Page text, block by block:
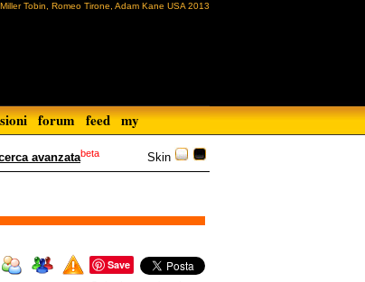
Tobin, Romeo Tirone, Adam Kane USA 2013
forum feed my
Skin
avanzatabeta
Save